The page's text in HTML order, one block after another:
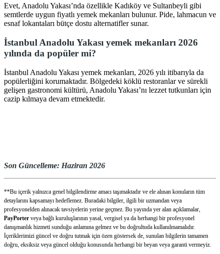
Evet, Anadolu Yakası’nda özellikle Kadıköy ve Sultanbeyli gibi
semtlerde uygun fiyatlı yemek mekanları bulunur. Pide, lahmacun ve
esnaf lokantaları bütçe dostu alternatifler sunar.
İstanbul Anadolu Yakası yemek mekanları 2026
yılında da popüler mi?
İstanbul Anadolu Yakası yemek mekanları, 2026 yılı itibarıyla da
popülerliğini korumaktadır. Bölgedeki köklü restoranlar ve sürekli
gelişen gastronomi kültürü, Anadolu Yakası’nı lezzet tutkunları için
cazip kılmaya devam etmektedir.
Son Güncelleme: Haziran 2026
**Bu içerik yalnızca genel bilgilendirme amacı taşımaktadır ve ele alınan konuların tüm
detaylarını kapsamayı hedeflemez. Buradaki bilgiler, ilgili bir uzmandan veya
profesyonelden alınacak tavsiyelerin yerine geçmez. Bu yayında yer alan açıklamalar,
PayPorter veya bağlı kuruluşlarının yasal, vergisel ya da herhangi bir profesyonel
danışmanlık hizmeti sunduğu anlamına gelmez ve bu doğrultuda kullanılmamalıdır.
İçeriklerimizi güncel ve doğru tutmak için özen göstersek de, sunulan bilgilerin tamamen
doğru, eksiksiz veya güncel olduğu konusunda herhangi bir beyan veya garanti vermeyiz.